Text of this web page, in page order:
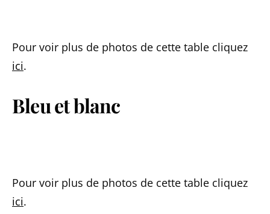
Pour voir plus de photos de cette table cliquez
ici.
Bleu et blanc
Pour voir plus de photos de cette table cliquez
ici.